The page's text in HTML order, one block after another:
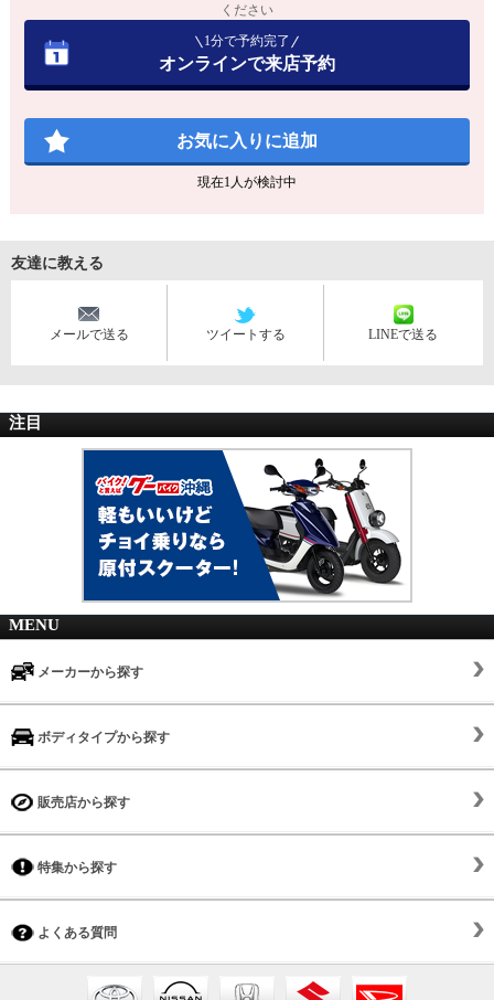
ください
1分で予約完了
オンラインで来店予約
お気に入りに追加
現在1人が検討中
友達に教える
メールで送る ツイートする LINEで送る
注目
MENU
メーカーから探す
ボディタイプから探す
販売店から探す
特集から探す
よくある質問